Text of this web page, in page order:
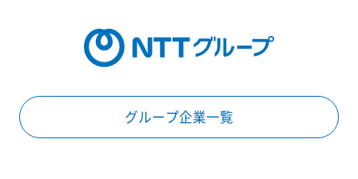
グループ企業一覧